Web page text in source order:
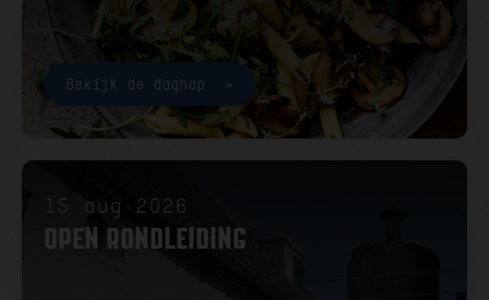
Bekijk de daghap
15 aug 2026
OPEN RONDLEIDING